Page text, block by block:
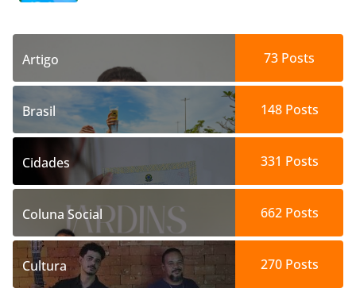
Artigo 73 Posts
Brasil 148Posts
Cidades 331 Posts
Coluna Social 662Posts
Cultura 270Posts